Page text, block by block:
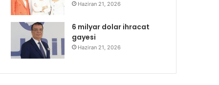
Haziran 21, 2026
6 milyar dolar ihracat
gayesi
Haziran 21, 2026